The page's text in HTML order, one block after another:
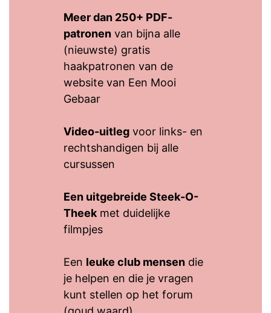
Meer dan 250+ PDF-
patronen van bijna alle
(nieuwste) gratis
haakpatronen van de
website van Een Mooi
Gebaar
Video-uitleg voor links- en
rechtshandigen bij alle
cursussen
Een uitgebreide Steek-O-
Theek met duidelijke
filmpjes
Een leuke club mensen die
je helpen en die je vragen
kunt stellen op het forum